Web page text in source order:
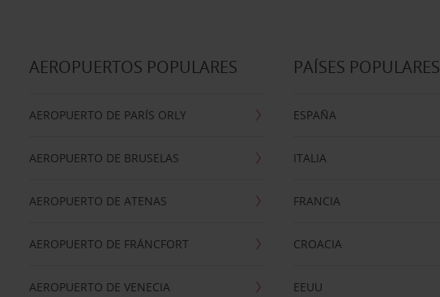
AEROPUERTOS POPULARES
AEROPUERTO DE PARÍS ORLY
AEROPUERTO DE BRUSELAS
AEROPUERTO DE ATENAS
AEROPUERTO DE FRÁNCFORT
AEROPUERTO DE VENECIA
PAÍSES POPULARES
ESPAÑA
ITALIA
FRANCIA
CROACIA
EEUU